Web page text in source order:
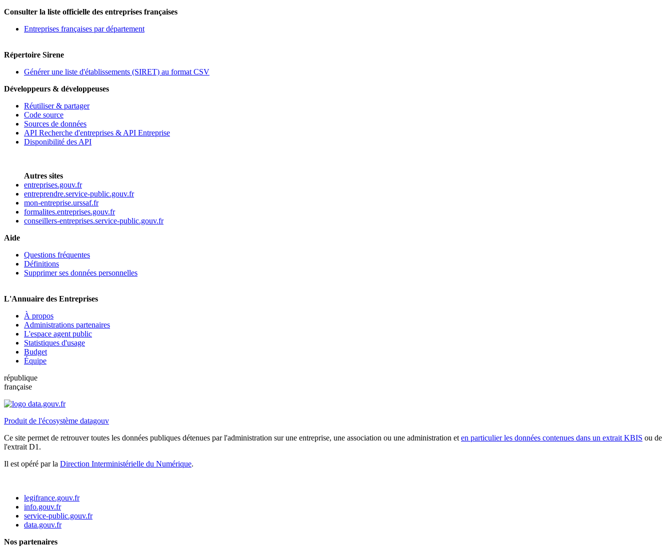
Consulter la liste officielle des entreprises françaises
Entreprises françaises par département
Répertoire Sirene
Générer une liste d'établissements (SIRET) au format CSV
Développeurs & développeuses
Réutiliser & partager
Code source
Sources de données
API Recherche d'entreprises & API Entreprise
Disponibilité des API
Autres sites
entreprises.gouv.fr
entreprendre.service-public.gouv.fr
mon-entreprise.urssaf.fr
formalites.entreprises.gouv.fr
conseillers-entreprises.service-public.gouv.fr
Aide
Questions fréquentes
Définitions
Supprimer ses données personnelles
L'Annuaire des Entreprises
À propos
Administrations partenaires
L'espace agent public
Statistiques d'usage
Budget
Équipe
république
française
Produit de l'écosystème datagouv
Ce site permet de retrouver toutes les données publiques détenues par l'administration sur une entreprise, une association ou une administration et en particulier les données contenues dans un extrait KBIS ou de
l'extrait D1.
Il est opéré par la Direction Interministérielle du Numérique.
legifrance.gouv.fr
info.gouv.fr
service-public.gouv.fr
data.gouv.fr
Nos partenaires